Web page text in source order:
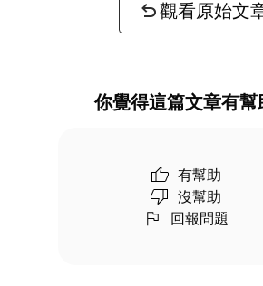
觀看原始文
你覺得這篇文章有幫
有幫助
沒幫助
回報問題